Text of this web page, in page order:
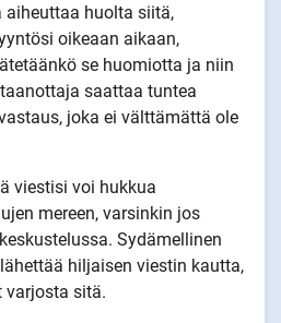
huolta siitä,
oikeaan aikaan,
se huomiotta ja niin
saattaa tuntea
joka ei välttämättä ole
viestisi voi hukkua
mereen, varsinkin jos
Sydämellinen
hiljaisen viestin kautta,
varjosta sitä.